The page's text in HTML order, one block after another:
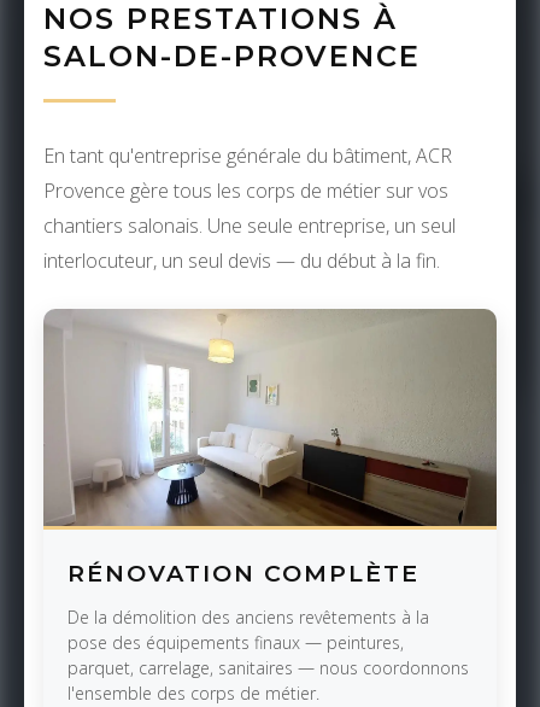
NOS PRESTATIONS À
SALON-DE-PROVENCE
En tant qu'entreprise générale du bâtiment, ACR
Provence gère tous les corps de métier sur vos
chantiers salonais. Une seule entreprise, un seul
interlocuteur, un seul devis — du début à la fin.
RÉNOVATION COMPLÈTE
De la démolition des anciens revêtements à la
pose des équipements finaux — peintures,
parquet, carrelage, sanitaires — nous coordonnons
l'ensemble des corps de métier.